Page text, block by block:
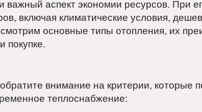
ключевую роль в обеспечении
и важный аспект экономии ресурсов.
включая климатические условия,
основные типы отопления,
покупке.